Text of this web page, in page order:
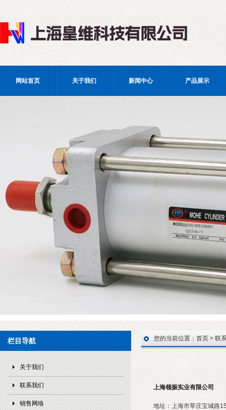
网站首页 关于我们 新闻中心 产品展示
栏目导航
关于我们
联系我们
销售网络
您的当前位置： 首页 > 联
上海领振实业有限公司
地址： 上海市莘庄宝城路